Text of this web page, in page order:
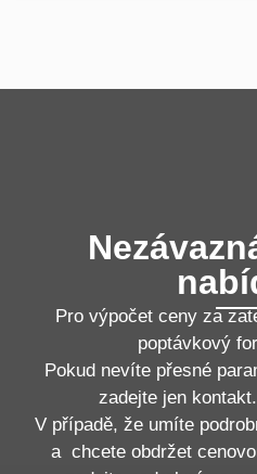
Pro výpočet ceny za
poptávkový
Pokud nevíte přesné
zadejte jen
V případě, že umíte
a chcete obdržet